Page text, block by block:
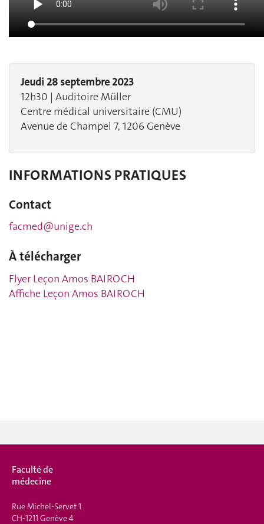
Jeudi 28 septembre 2023
12h30 | Auditoire Müller
Centre médical universitaire (CMU)
Avenue de Champel 7, 1206 Genève
INFORMATIONS PRATIQUES
Contact
facmed@unige.ch
À télécharger
Flyer Leçon Amos BAIROCH
Affiche Leçon Amos BAIROCH
Faculté de
médecine
Rue Michel-Servet 1
CH-1211 Genève 4